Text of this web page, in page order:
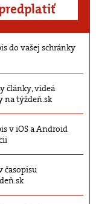
do vašej schránky
články, videá
na týždeň.sk
v iOS a Android
časopisu